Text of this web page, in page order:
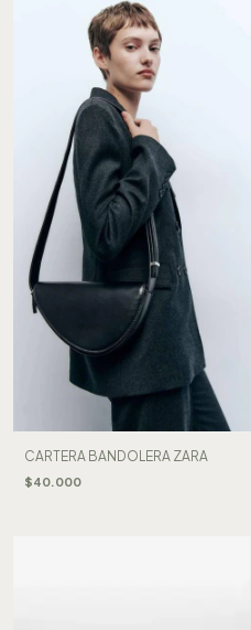
CARTERA BANDOLERA ZARA
$40.000